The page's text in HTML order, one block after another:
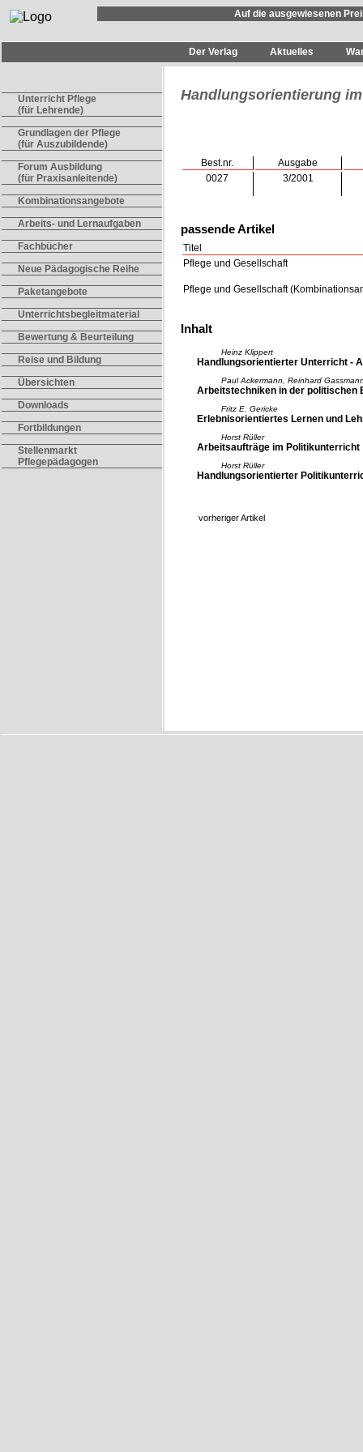
Auf die ausgewiesenen
Der Verlag Aktuelles
Unterricht Pflege
(für Lehrende)
Grundlagen der Pflege
(für Auszubildende)
Forum Ausbildung
(für Praxisanleitende)
Kombinationsangebote
Arbeits- und Lernaufgaben
Fachbücher
Neue Pädagogische Reihe
Paketangebote
Unterrichtsbegleitmaterial
Bewertung & Beurteilung
Reise und Bildung
Übersichten
Downloads
Fortbildungen
Stellenmarkt
Pflegepädagogen
Handlungsorientierung
Best.nr.
Ausgabe
0027
3/2001
passende Artikel
Titel
Pflege und Gesellschaft
Pflege und Gesellschaft
Inhalt
Heinz Klippert
Handlungsorientierter Unterricht -
Paul Ackermann, Reinhard
Arbeitstechniken in der politischen
Fritz E. Gericke
Erlebnisorientiertes Lernen und
Horst Rüller
Arbeitsaufträge im Politikunterricht
Horst Rüller
Handlungsorientierter
vorheriger Artikel